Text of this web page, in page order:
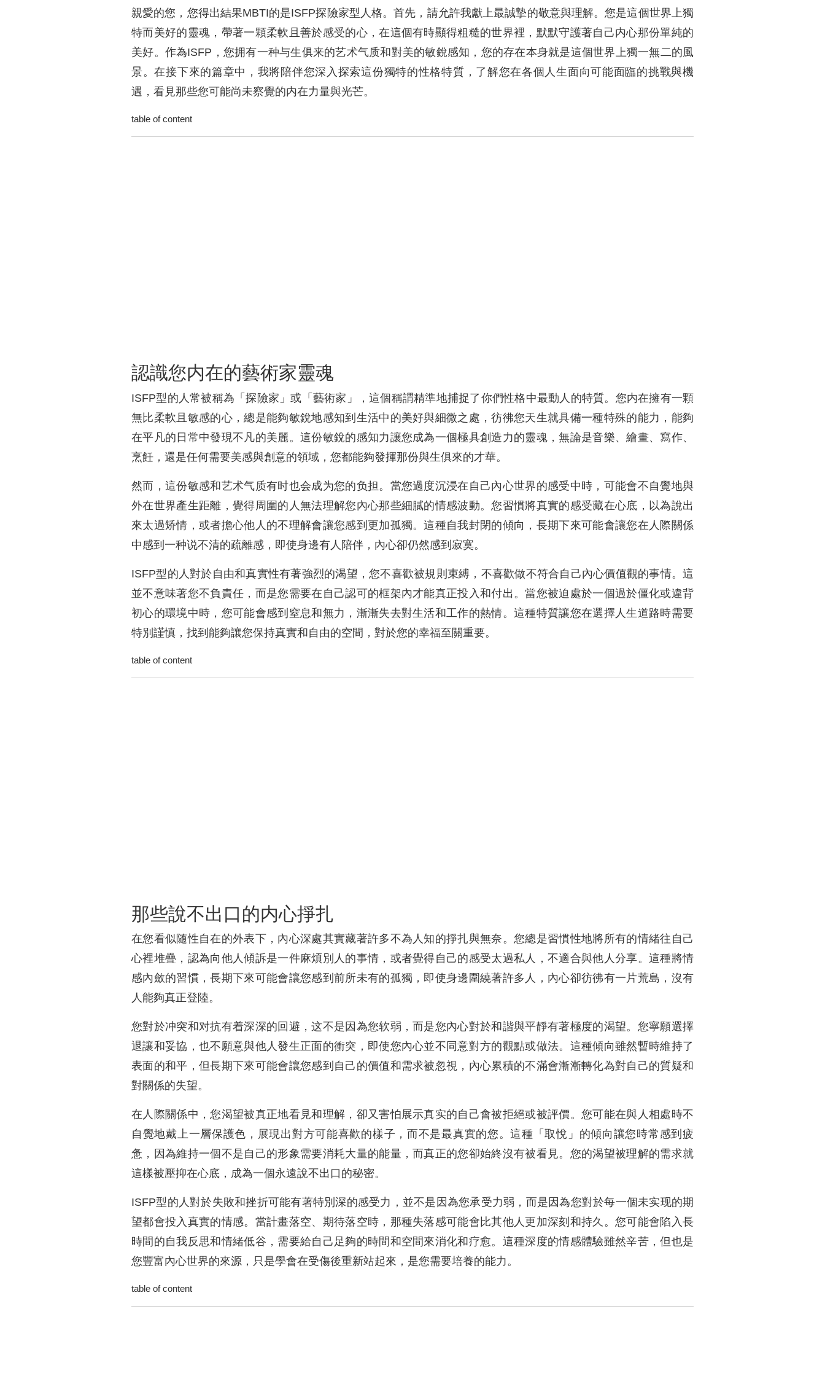
親愛的您，您得出結果MBTI的是ISFP探險家型人格。首先，請允許我獻上最誠摯的敬意與理解。您是這個世界上獨
特而美好的靈魂，帶著一顆柔軟且善於感受的心，在這個有時顯得粗糙的世界裡，默默守護著自己内心那份單純的
美好。作為ISFP，您拥有一种与生俱来的艺术气质和對美的敏銳感知，您的存在本身就是這個世界上獨一無二的風
景。在接下來的篇章中，我將陪伴您深入探索這份獨特的性格特質，了解您在各個人生面向可能面臨的挑戰與機
遇，看見那些您可能尚未察覺的内在力量與光芒。
table of content
認識您内在的藝術家靈魂
ISFP型的人常被稱為「探險家」或「藝術家」，這個稱謂精準地捕捉了你們性格中最動人的特質。您内在擁有一顆
無比柔軟且敏感的心，總是能夠敏銳地感知到生活中的美好與細微之處，彷彿您天生就具備一種特殊的能力，能夠
在平凡的日常中發現不凡的美麗。這份敏銳的感知力讓您成為一個極具創造力的靈魂，無論是音樂、繪畫、寫作、
烹飪，還是任何需要美感與創意的領域，您都能夠發揮那份與生俱來的才華。
然而，這份敏感和艺术气质有时也会成为您的负担。當您過度沉浸在自己內心世界的感受中時，可能會不自覺地與
外在世界產生距離，覺得周圍的人無法理解您內心那些細膩的情感波動。您習慣將真實的感受藏在心底，以為說出
來太過矫情，或者擔心他人的不理解會讓您感到更加孤獨。這種自我封閉的傾向，長期下來可能會讓您在人際關係
中感到一种说不清的疏離感，即使身邊有人陪伴，內心卻仍然感到寂寞。
ISFP型的人對於自由和真實性有著強烈的渴望，您不喜歡被規則束縛，不喜歡做不符合自己內心價值觀的事情。這
並不意味著您不負責任，而是您需要在自己認可的框架內才能真正投入和付出。當您被迫處於一個過於僵化或違背
初心的環境中時，您可能會感到窒息和無力，漸漸失去對生活和工作的熱情。這種特質讓您在選擇人生道路時需要
特別謹慎，找到能夠讓您保持真實和自由的空間，對於您的幸福至關重要。
table of content
那些說不出口的内心掙扎
在您看似随性自在的外表下，內心深處其實藏著許多不為人知的掙扎與無奈。您總是習慣性地將所有的情緒往自己
心裡堆疊，認為向他人傾訴是一件麻煩別人的事情，或者覺得自己的感受太過私人，不適合與他人分享。這種將情
感內斂的習慣，長期下來可能會讓您感到前所未有的孤獨，即使身邊圍繞著許多人，內心卻彷彿有一片荒島，沒有
人能夠真正登陸。
您對於冲突和对抗有着深深的回避，这不是因為您软弱，而是您內心對於和諧與平靜有著極度的渴望。您寧願選擇
退讓和妥協，也不願意與他人發生正面的衝突，即使您內心並不同意對方的觀點或做法。這種傾向雖然暫時維持了
表面的和平，但長期下來可能會讓您感到自己的價值和需求被忽視，內心累積的不滿會漸漸轉化為對自己的質疑和
對關係的失望。
在人際關係中，您渴望被真正地看見和理解，卻又害怕展示真实的自己會被拒絕或被評價。您可能在與人相處時不
自覺地戴上一層保護色，展現出對方可能喜歡的樣子，而不是最真實的您。這種「取悅」的傾向讓您時常感到疲
惫，因為維持一個不是自己的形象需要消耗大量的能量，而真正的您卻始終沒有被看見。您的渴望被理解的需求就
這樣被壓抑在心底，成為一個永遠說不出口的秘密。
ISFP型的人對於失敗和挫折可能有著特別深的感受力，並不是因為您承受力弱，而是因為您對於每一個未实现的期
望都會投入真實的情感。當計畫落空、期待落空時，那種失落感可能會比其他人更加深刻和持久。您可能會陷入長
時間的自我反思和情緒低谷，需要給自己足夠的時間和空間來消化和疗愈。這種深度的情感體驗雖然辛苦，但也是
您豐富內心世界的來源，只是學會在受傷後重新站起來，是您需要培養的能力。
table of content